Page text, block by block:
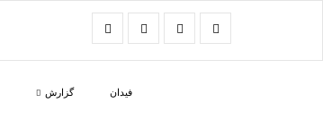
فیدان گزارش